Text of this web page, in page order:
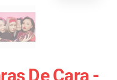
De Cara -